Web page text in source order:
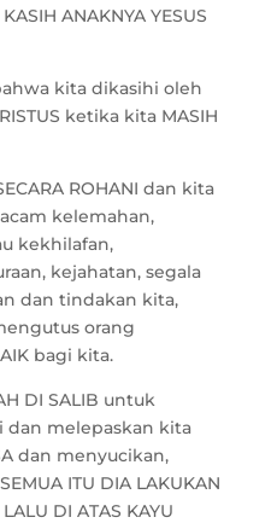
ANAKNYA YESUS
kita dikasihi oleh
ketika kita MASIH
ROHANI dan kita
kelemahan,
kekhilafan,
kejahatan, segala
dan tindakan kita,
orang
bagi kita.
DI SALIB untuk
melepaskan kita
dan menyucikan,
ITU DIA LAKUKAN
DI ATAS KAYU